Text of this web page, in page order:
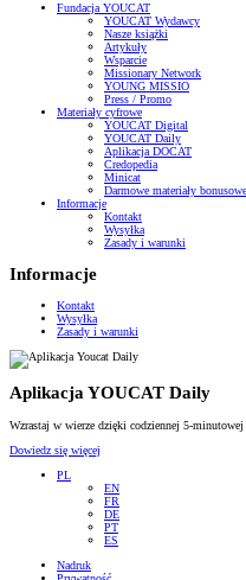
Fundacja YOUCAT
YOUCAT Wydawcy
Nasze książki
Artykuły
Wsparcie
Missionary Network
YOUNG MISSIO
Press / Promo
Materiały cyfrowe
YOUCAT Digital
YOUCAT Daily
Aplikacja DOCAT
Credopedia
Minicat
Darmowe materiały bonusowe
Informacje
Kontakt
Wysyłka
Zasady i warunki
Informacje
Kontakt
Wysyłka
Zasady i warunki
Aplikacja YOUCAT Daily
Wzrastaj w wierze dzięki codziennej 5-
Dowiedz się więcej
PL
EN
FR
DE
PT
ES
Nadruk